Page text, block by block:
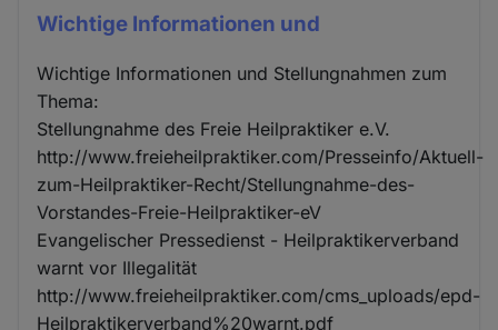
Wichtige Informationen und
Wichtige Informationen und Stellungnahmen zum
Thema:
Stellungnahme des Freie Heilpraktiker e.V.
http://www.freieheilpraktiker.com/Presseinfo/Aktuell-
zum-Heilpraktiker-Recht/Stellungnahme-des-
Vorstandes-Freie-Heilpraktiker-eV
Evangelischer Pressedienst - Heilpraktikerverband
warnt vor Illegalität
http://www.freieheilpraktiker.com/cms_uploads/epd-
Heilpraktikerverband%20warnt.pdf